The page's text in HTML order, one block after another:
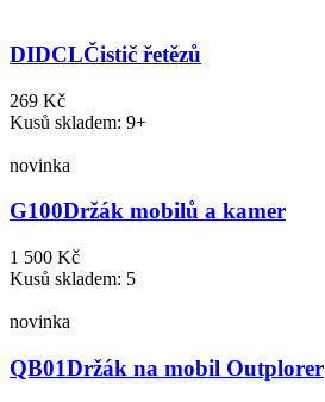
DIDCLČistič řetězů
269 Kč
Kusů skladem: 9+
novinka
G100Držák mobilů a kamer
1 500 Kč
Kusů skladem: 5
novinka
QB01Držák na mobil Outplorer